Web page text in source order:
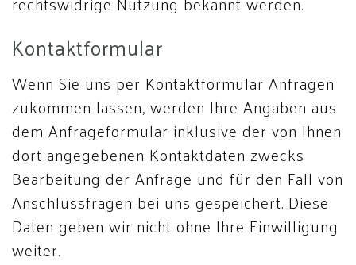
Kontaktformular
Wenn Sie uns per Kontaktformular Anfragen
zukommen lassen, werden Ihre Angaben aus
dem Anfrageformular inklusive der von Ihnen
dort angegebenen Kontaktdaten zwecks
Bearbeitung der Anfrage und für den Fall von
Anschlussfragen bei uns gespeichert. Diese
Daten geben wir nicht ohne Ihre Einwilligung
weiter.